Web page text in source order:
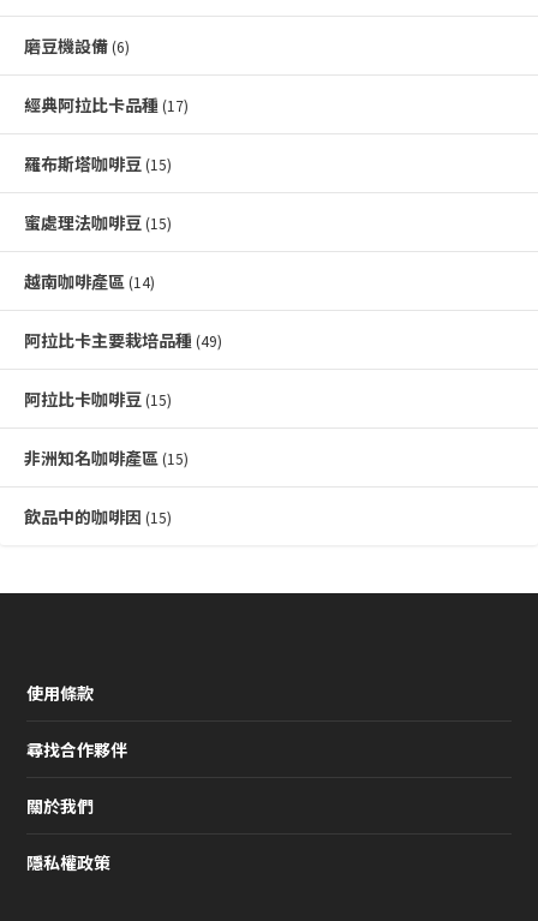
磨豆機設備 (6)
經典阿拉比卡品種 (17)
羅布斯塔咖啡豆 (15)
蜜處理法咖啡豆 (15)
越南咖啡產區 (14)
阿拉比卡主要栽培品種 (49)
阿拉比卡咖啡豆 (15)
非洲知名咖啡產區 (15)
飲品中的咖啡因 (15)
使用條款
尋找合作夥伴
關於我們
隱私權政策